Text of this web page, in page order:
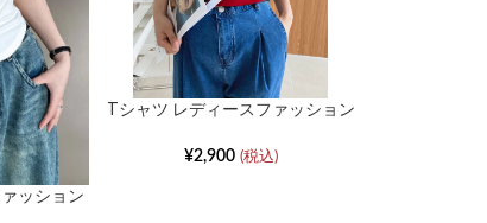
く、商品写真でご確認くださ
近いカラーにて掲載しておりま
び携帯電話の閲覧環境によって
える場合がございます。予めご
商品もございます。その場合、
ッション
Tシャツ レディースファッション
スリムトップス
¥2,900 (税込)